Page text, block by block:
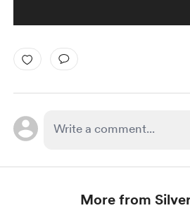
More from